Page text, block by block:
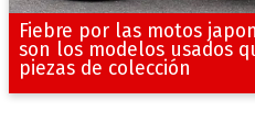
Fiebre por las motos
son los modelos usados
piezas de colección